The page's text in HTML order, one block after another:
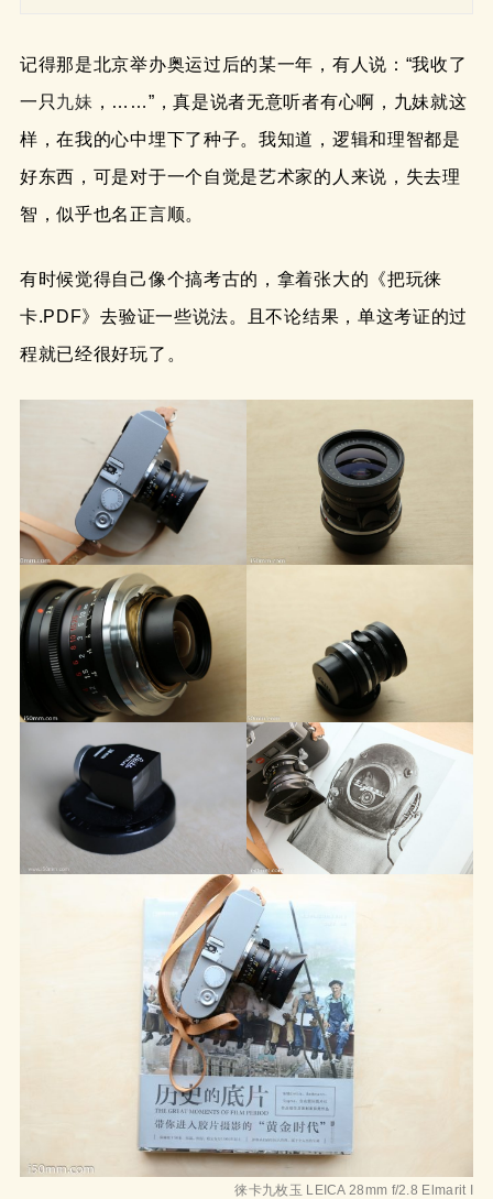
记得那是北京举办奥运过后的某一年，有人说：“我收了
一只 九妹 ，……”，真是说者无意听者有心啊，九妹就这
样，在我的心中埋下了种子。我知道，逻辑和理智都是
好东西，可是对于一个自觉是艺术家的人来说，失去理
智，似乎也名正言顺。
有时候觉得自己像个搞考古的，拿着张大的《把玩徕
卡.PDF》去验证一些说法。且不论结果，单这考证的过
程就已经很好玩了。
徕卡九枚玉 LEICA 28mm f/2.8 Elmarit I